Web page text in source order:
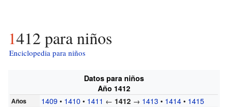
1412 para niños
Enciclopedia para niños
Datos para niños
Año 1412
Años 1409• 1410• 1411 ← 1412 → 1413• 1414• 1415